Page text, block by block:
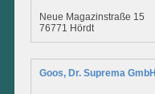
Neue Magazinstraße 15
76771 Hördt
Goos, Dr. Suprema GmbH